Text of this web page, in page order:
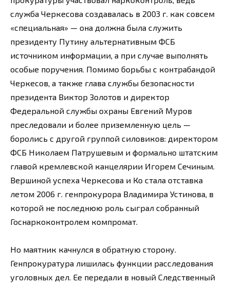
служба Черкесова создавалась в 2003 г. как совсем
«специальная» — она должна была служить
президенту Путину альтернативным ФСБ
источником информации, а при случае выполнять
особые поручения. Помимо борьбы с контрабандой
Черкесов, а также глава службы безопасности
президента Виктор Золотов и директор
Федеральной службы охраны Евгений Муров
преследовали и более приземленную цель —
боролись с другой группой силовиков: директором
ФСБ Николаем Патрушевым и формально штатским
главой кремлевской канцелярии Игорем Сечиным.
Вершиной успеха Черкесова и Ко стала отставка
летом 2006 г. генпрокурора Владимира Устинова, в
которой не последнюю роль сыграл собранный
Госнаркоконтролем компромат.
Но маятник качнулся в обратную сторону.
Генпрокуратура лишилась функции расследования
уголовных дел. Ее передали в новый Следственный